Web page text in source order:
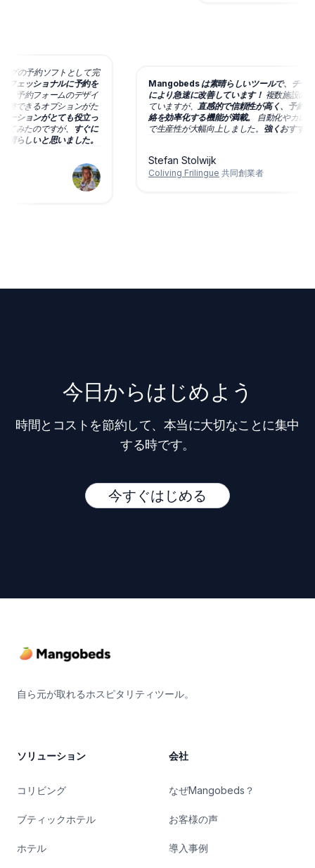
グの予約ソフトとして完
ロフェッショナルに予約を
す。予約フォームのデザイ
整できるオプションがた
ケーションがとても役立っ
してみたのですが、すぐに
晴らしいと思いました。
Mangobeds は素晴らしいツールで、チー
により急速に改善しています！複数施設の
ていますが、直感的で信頼性が高く、予約
絡を効率化する機能が満載。自動化やカレ
で生産性が大幅向上しました。強くおすす
Stefan Stolwijk
Coliving Frilingue共同創業者
今日からはじめよう
時間とコストを節約して、本当に大切なことに集中
する時です。
今すぐはじめる
自ら元が取れるホスピタリティツール。
ソリューション
コリビング
ブティックホテル
ホテル
会社
なぜMangobeds？
お客様の声
導入事例